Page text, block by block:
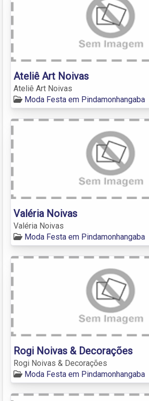
Ateliê Art Noivas
Ateliê Art Noivas
Moda Festa em Pindamonhangaba
Valéria Noivas
Valéria Noivas
Moda Festa em Pindamonhangaba
Rogi Noivas & Decorações
Rogi Noivas & Decorações
Moda Festa em Pindamonhangaba